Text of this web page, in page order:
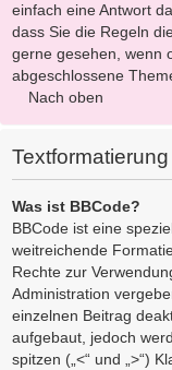
einfach eine Antwort
dass Sie die Regeln
gerne gesehen, wenn
abgeschlossene
Nach oben
Was ist BBCode?
BBCode ist eine
weitreichende
Rechte zur
Administration
einzelnen Beitrag
aufgebaut, jedoch
spitzen („<“ und „>“)